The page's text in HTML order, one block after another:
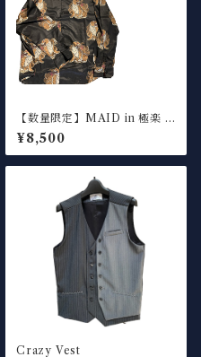
【数量限定】MAID in 極楽 T
IGER SHIRT
¥8,500
Crazy Vest